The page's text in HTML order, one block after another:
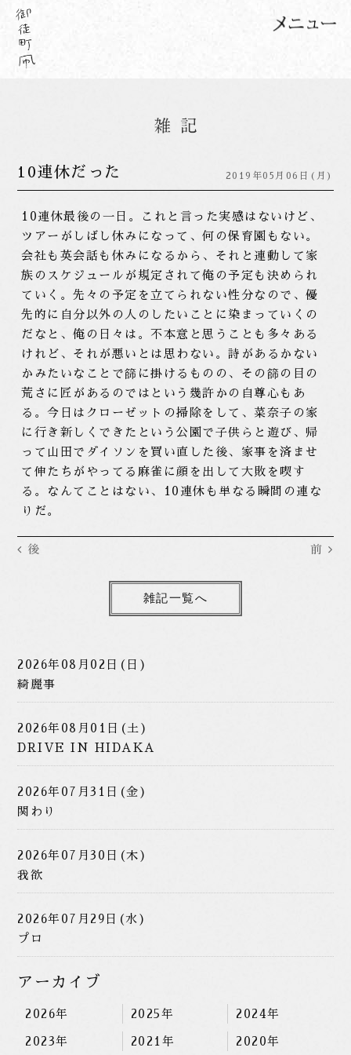
10連休だった 2019年05月06日(月)
10連休最後の一日。これと言った実感はないけど、
ツアーがしばし休みになって、何の保育園もない。
会社も英会話も休みになるから、それと連動して家
族のスケジュールが規定されて俺の予定も決められ
ていく。先々の予定を立てられない性分なので、優
先的に自分以外の人のしたいことに染まっていくの
だなと、俺の日々は。不本意と思うことも多々ある
けれど、それが悪いとは思わない。詩があるかない
かみたいなことで篩に掛けるものの、その篩の目の
荒さに匠があるのではという幾許かの自尊心もあ
る。今日はクローゼットの掃除をして、菜奈子の家
に行き新しくできたという公園で子供らと遊び、帰
って山田でダイソンを買い直した後、家事を済ませ
て伸たちがやってる麻雀に顔を出して大敗を喫す
る。なんてことはない、10連休も単なる瞬間の連な
りだ。
後 前
雑記一覧へ
2026年08月02日(日)
綺麗事
2026年08月01日(土)
DRIVE IN HIDAKA
2026年07月31日(金)
関わり
2026年07月30日(木)
我欲
2026年07月29日(水)
プロ
アーカイブ
2026年 2025年 2024年
2023年 2021年 2020年